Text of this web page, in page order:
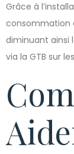
Grâce à
consommation
diminuant ainsi
via la GTB sur